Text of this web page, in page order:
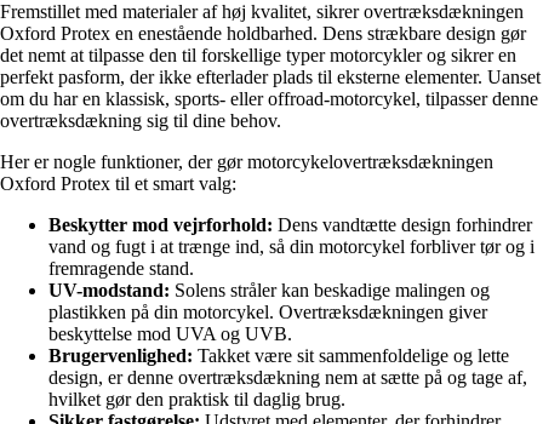
Fremstillet med materialer af høj kvalitet, sikrer overtræksdækningen
Oxford Protex en enestående holdbarhed. Dens strækbare design gør
det nemt at tilpasse den til forskellige typer motorcykler og sikrer en
perfekt pasform, der ikke efterlader plads til eksterne elementer. Uanset
om du har en klassisk, sports- eller offroad-motorcykel, tilpasser denne
overtræksdækning sig til dine behov.
Her er nogle funktioner, der gør motorcykelovertræksdækningen
Oxford Protex til et smart valg:
Beskytter mod vejrforhold: Dens vandtætte design forhindrer
vand og fugt i at trænge ind, så din motorcykel forbliver tør og i
fremragende stand.
UV-modstand: Solens stråler kan beskadige malingen og
plastikken på din motorcykel. Overtræksdækningen giver
beskyttelse mod UVA og UVB.
Brugervenlighed: Takket være sit sammenfoldelige og lette
design, er denne overtræksdækning nem at sætte på og tage af,
hvilket gør den praktisk til daglig brug.